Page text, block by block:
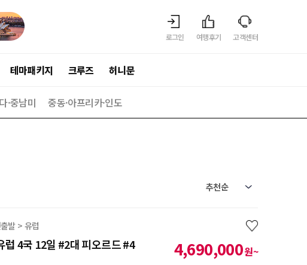
로그인 여행후기 고객센터
테마패키지 크루즈 허니문
·중남미 중동·아프리카·인도
발 > 유럽
4국 12일 #2대 피오르드 #4
4,690,000원~